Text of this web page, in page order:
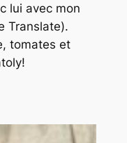
lui avec mon
Translate).
tomates et